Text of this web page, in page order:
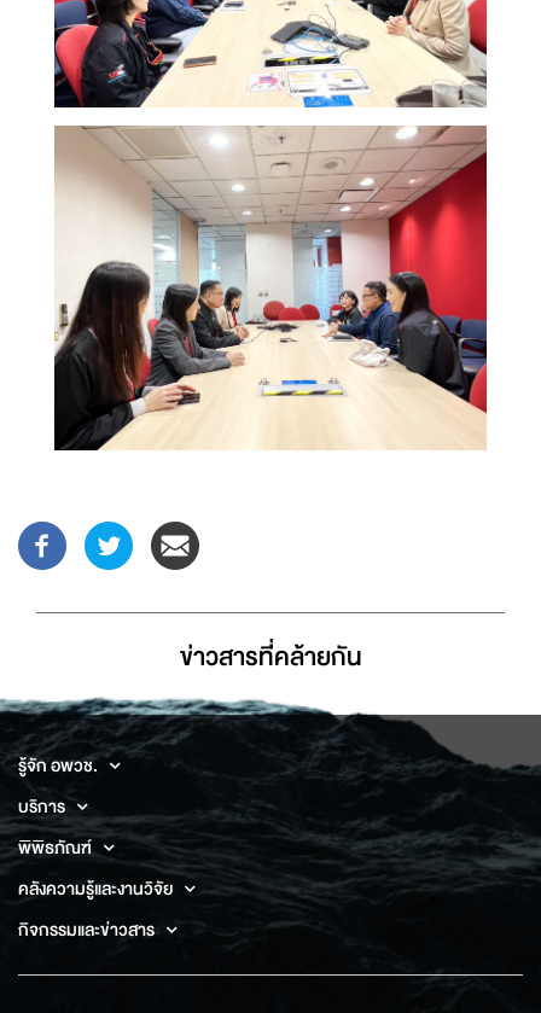
ข่าวสารที่่คล้ายกัน
รู้จัก อพวช.
บริการ
พิพิธภัณฑ์
คลังความรู้และงานวิจัย
กิจกรรมและข่าวสาร